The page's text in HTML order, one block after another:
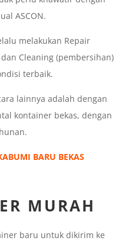
ASCON.
melakukan Repair
Cleaning (pembersihan)
terbaik.
lainnya adalah dengan
kontainer bekas, dengan
BARU BEKAS
MURAH
baru untuk dikirim ke